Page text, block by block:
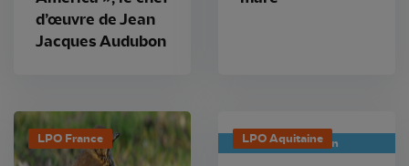
d’œuvre de Jean
Jacques Audubon
LPO France LPO Aquitaine
Publication